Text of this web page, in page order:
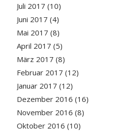
Juli 2017 (10)
Juni 2017 (4)
Mai 2017 (8)
April 2017 (5)
März 2017 (8)
Februar 2017 (12)
Januar 2017 (12)
Dezember 2016 (16)
November 2016 (8)
Oktober 2016 (10)